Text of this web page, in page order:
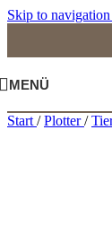
Skip to navigation
MENÜ
Start / Plotter/